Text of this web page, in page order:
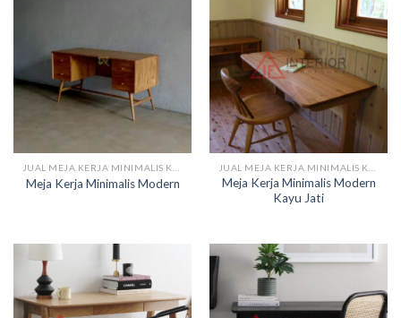
JUAL MEJA KERJA MINIMALIS KAYU
Meja Kerja Minimalis Modern
JUAL MEJA KERJA MINIMALIS KAYU
Meja Kerja Minimalis Modern
Kayu Jati